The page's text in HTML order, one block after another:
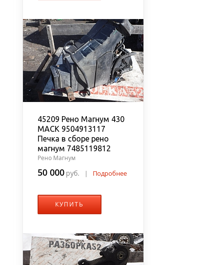
45209 Рено Магнум 430
MACK 9504913117
Печка в сборе рено
магнум 7485119812
Рено Магнум
50 000 руб. | Подробнее
КУПИТЬ